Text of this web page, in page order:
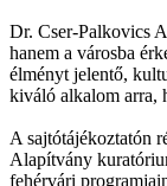
Dr. Cser-Palkovics
hanem a városba
élményt jelentő,
kiváló alkalom arra,
A sajtótájékoztatón
Alapítvány
fehérvári